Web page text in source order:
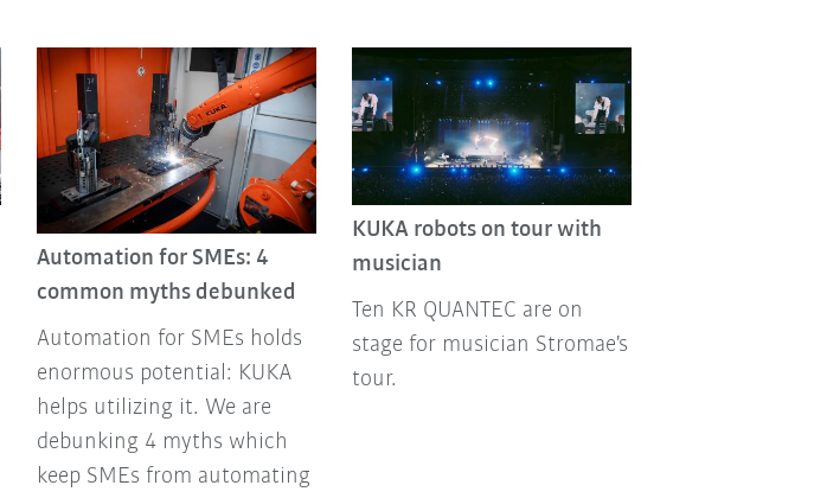
Automation for SMEs: 4
common myths debunked
Automation for SMEs holds
enormous potential: KUKA
helps utilizing it. We are
debunking 4 myths which
keep SMEs from automating
KUKA robots on tour with
musician
Ten KR QUANTEC are on
stage for musician Stromae's
tour.